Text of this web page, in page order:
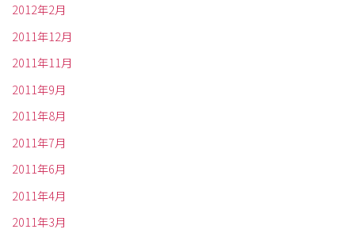
2012年2月
2011年12月
2011年11月
2011年9月
2011年8月
2011年7月
2011年6月
2011年4月
2011年3月